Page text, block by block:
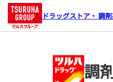
ドラッグストア・ 調
調